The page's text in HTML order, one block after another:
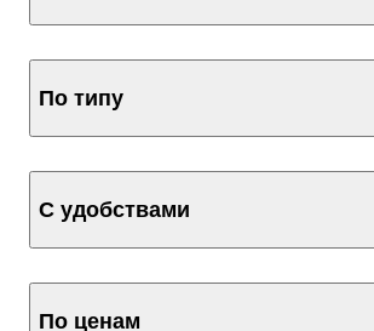
По типу
С удобствами
По ценам